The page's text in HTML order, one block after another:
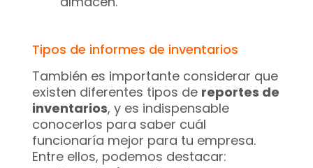
Tipos de informes de inventarios
También es importante considerar que
existen diferentes tipos de reportes de
inventarios, y es indispensable
conocerlos para saber cuál
funcionaría mejor para tu empresa.
Entre ellos, podemos destacar: